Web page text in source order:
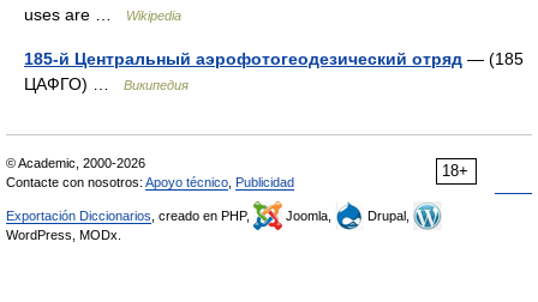
uses are …
Wikipedia
185-й Центральный аэрофотогеодезический отряд — (185
ЦАФГО) …
Википедия
18+
© Academic, 2000-2026
Contacte con nosotros: Apoyo técnico Publicidad
Exportación Diccionarios , creado en PHP, Joomla,
Drupal,
WordPress, MODx.